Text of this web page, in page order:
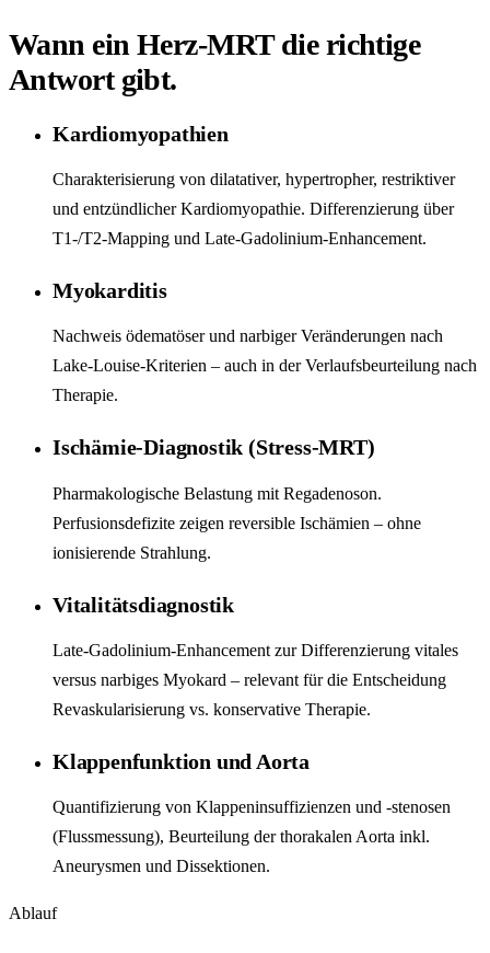
Wann ein Herz-MRT die richtige
Antwort gibt.
Kardiomyopathien
Charakterisierung von dilatativer, hypertropher, restriktiver
und entzündlicher Kardiomyopathie. Differenzierung über
T1-/T2-Mapping und Late-Gadolinium-Enhancement.
Myokarditis
Nachweis ödematöser und narbiger Veränderungen nach
Lake-Louise-Kriterien – auch in der Verlaufsbeurteilung nach
Therapie.
Ischämie-Diagnostik (Stress-MRT)
Pharmakologische Belastung mit Regadenoson.
Perfusionsdefizite zeigen reversible Ischämien – ohne
ionisierende Strahlung.
Vitalitätsdiagnostik
Late-Gadolinium-Enhancement zur Differenzierung vitales
versus narbiges Myokard – relevant für die Entscheidung
Revaskularisierung vs. konservative Therapie.
Klappenfunktion und Aorta
Quantifizierung von Klappeninsuffizienzen und -stenosen
(Flussmessung), Beurteilung der thorakalen Aorta inkl.
Aneurysmen und Dissektionen.
Ablauf